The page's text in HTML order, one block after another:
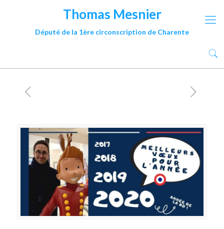
Thomas Mesnier
Député de la 1ère circonscription de Charente